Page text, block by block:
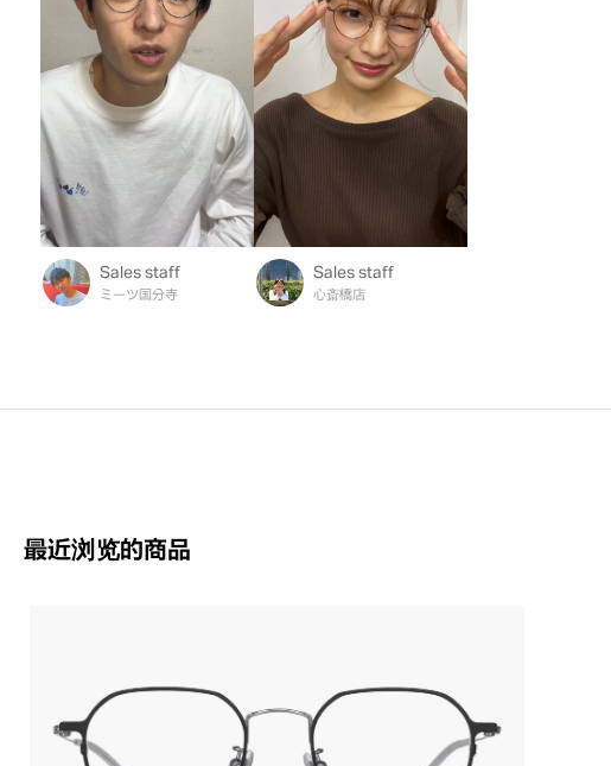
Sales staff
ミーツ国分寺
Sales staff
心斎橋店
最近浏览的商品